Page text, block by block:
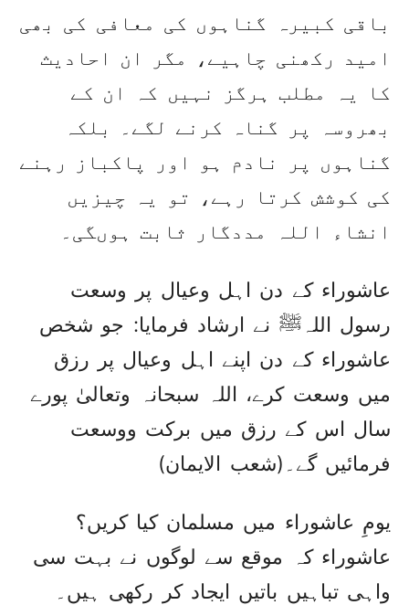
باقی کبیرہ گناہوں کی معافی کی بھی
امید رکھنی چاہیے، مگر ان احادیث
کا یہ مطلب ہرگز نہیں کہ ان کے
بھروسہ پر گناہ کرنے لگے۔ بلکہ
گناہوں پر نادم ہو اور پاکباز رہنے
کی کوشش کرتا رہے، تو یہ چیزیں
انشاء اللہ مددگار ثابت ہوںگی۔
عاشوراء کے دن اہل وعیال پر وسعت
رسول اللہﷺ نے ارشاد فرمایا: جو شخص
عاشوراء کے دن اپنے اہل وعیال پر رزق
میں وسعت کرے، اللہ سبحانہ وتعالیٰ پورے
سال اس کے رزق میں برکت ووسعت
فرمائیں گے۔(شعب الایمان)
یومِ عاشوراء میں مسلمان کیا کریں؟
عاشوراء کہ موقع سے لوگوں نے بہت سی
واہی تباہیں باتیں ایجاد کر رکھی ہیں۔